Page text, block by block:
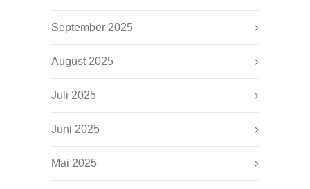
September 2025
August 2025
Juli 2025
Juni 2025
Mai 2025